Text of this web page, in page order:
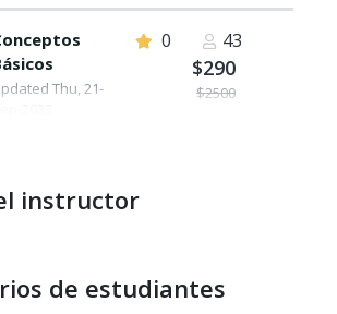
Thu, 21-
0 43
$2500
$290
instructor
de estudiantes